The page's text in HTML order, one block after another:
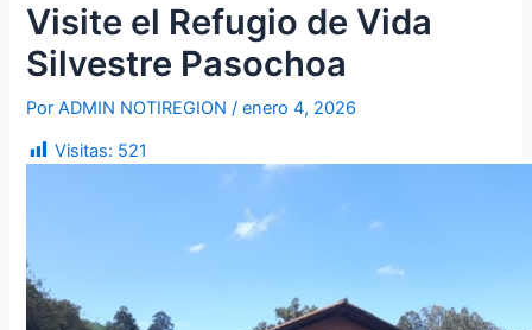
o
o
k
g
r
a
m
e
r
b
Visite el Refugio de Vida
Silvestre Pasochoa
PorADMIN NOTIREGION/enero 4, 2026
Visitas: 521